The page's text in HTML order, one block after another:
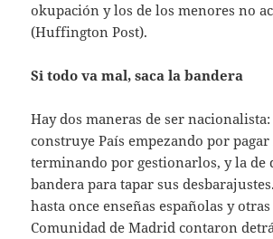
okupación y los de los menores no
(Huffington Post).
Si todo va mal, saca la bandera
Hay dos maneras de ser
construye País empezando por
terminando por gestionarlos, y la de
bandera para tapar sus
hasta once enseñas españolas y
Comunidad de Madrid contaron